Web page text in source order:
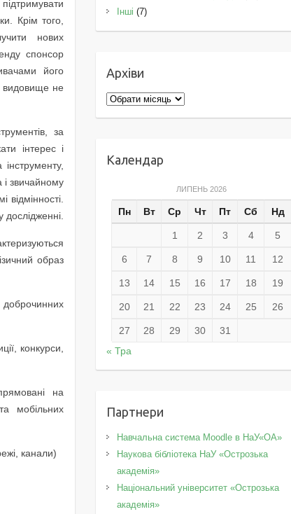
Крім того,
нових
спонсор
його
видовище не
за
інтерес і
і звичайному
образ
доброчинних
конкурси,
на
мобільних
канали)
Інші (7)
Архіви
Архіви
Календар
ЛИПЕНЬ 2026
Пн Вт Ср Чт Пт Сб Нд
1 2 3 4 5
6 7 8 9 10 11 12
13 14 15 16 17 18 19
20 21 22 23 24 25 26
27 28 29 30
31
« Тра
Партнери
Навчальна система Moodle в НаУ«ОА»
Наукова бібліотека НаУ «Острозька
академія»
Національний університет «Острозька
академія»